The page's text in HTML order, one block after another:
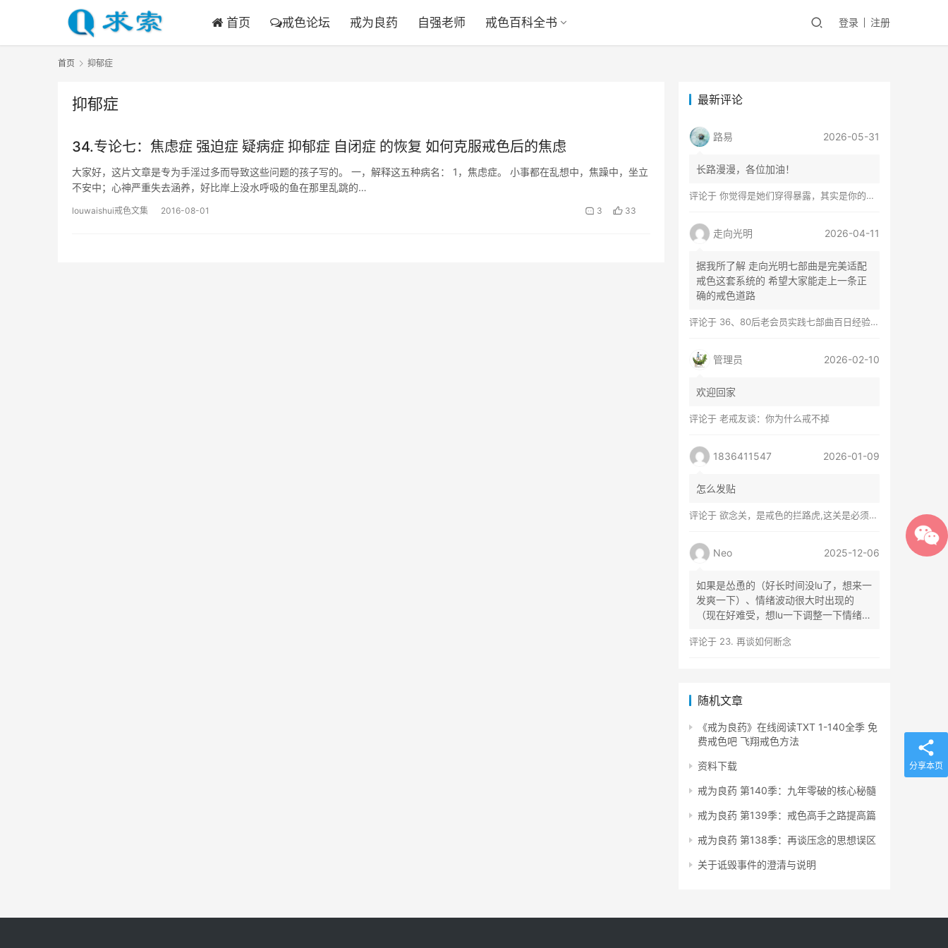
首页 戒色论坛 戒为良药 自强老师 戒色百科全书 登录 注册
首页 抑郁症
抑郁症
34.专论七：焦虑症 强迫症 疑病症 抑郁症 自闭症 的恢复 如何克服戒色后的焦虑
大家好，这片文章是专为手淫过多而导致这些问题的孩子写的。 一，解释这五种病名： 1，焦虑症。 小事都在乱想中，焦躁中，坐立
不安中；心神严重失去涵养，好比岸上没水呼吸的鱼在那里乱跳的…
louwaishui戒色文集 2016-08-01 3 33
最新评论
路易 2026-05-31
长路漫漫，各位加油！
评论于 你觉得是她们穿得暴露，其实是你的心在着火
走向光明 2026-04-11
据我所了解 走向光明七部曲是完美适配
戒色这套系统的 希望大家能走上一条正
确的戒色道路
评论于 36、80后老会员实践七部曲百日经验谈兼苦口忠言
管理员 2026-02-10
欢迎回家
评论于 老戒友谈：你为什么戒不掉
1836411547 2026-01-09
怎么发贴
评论于 欲念关，是戒色的拦路虎,这关是必须过的
Neo 2025-12-06
如果是怂恿的（好长时间没lu了，想来一
发爽一下）、情绪波动很大时出现的
（现在好难受，想lu一下调整一下情绪）
评论于 23. 再谈如何断念
随机文章
《戒为良药》在线阅读TXT 1-140全季 免
费戒色吧 飞翔戒色方法
资料下载
戒为良药 第140季：九年零破的核心秘髓
戒为良药 第139季：戒色高手之路提高篇
戒为良药 第138季：再谈压念的思想误区
关于诋毁事件的澄清与说明
分享本页